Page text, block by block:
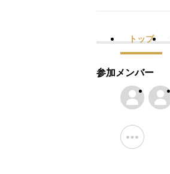
トップ
参加メンバー